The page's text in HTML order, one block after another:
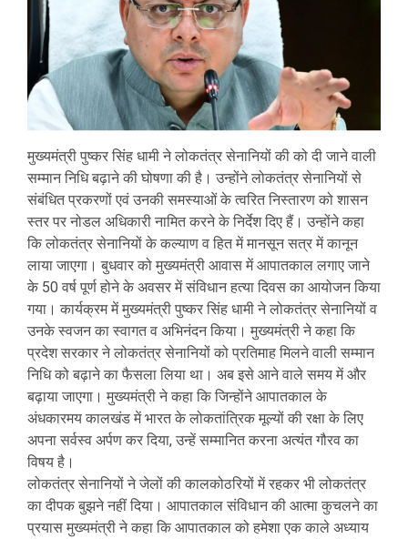
मुख्यमंत्री पुष्कर सिंह धामी ने लोकतंत्र सेनानियों की को दी जाने वाली
सम्मान निधि बढ़ाने की घोषणा की है। उन्होंने लोकतंत्र सेनानियों से
संबंधित प्रकरणों एवं उनकी समस्याओं के त्वरित निस्तारण को शासन
स्तर पर नोडल अधिकारी नामित करने के निर्देश दिए हैं। उन्होंने कहा
कि लोकतंत्र सेनानियों के कल्याण व हित में मानसून सत्र में कानून
लाया जाएगा। बुधवार को मुख्यमंत्री आवास में आपातकाल लगाए जाने
के 50 वर्ष पूर्ण होने के अवसर में संविधान हत्या दिवस का आयोजन किया
गया। कार्यक्रम में मुख्यमंत्री पुष्कर सिंह धामी ने लोकतंत्र सेनानियों व
उनके स्वजन का स्वागत व अभिनंदन किया। मुख्यमंत्री ने कहा कि
प्रदेश सरकार ने लोकतंत्र सेनानियों को प्रतिमाह मिलने वाली सम्मान
निधि को बढ़ाने का फैसला लिया था। अब इसे आने वाले समय में और
बढ़ाया जाएगा। मुख्यमंत्री ने कहा कि जिन्होंने आपातकाल के
अंधकारमय कालखंड में भारत के लोकतांत्रिक मूल्यों की रक्षा के लिए
अपना सर्वस्व अर्पण कर दिया, उन्हें सम्मानित करना अत्यंत गौरव का
विषय है।
लोकतंत्र सेनानियों ने जेलों की कालकोठरियों में रहकर भी लोकतंत्र
का दीपक बुझने नहीं दिया। आपातकाल संविधान की आत्मा कुचलने का
प्रयास मुख्यमंत्री ने कहा कि आपातकाल को हमेशा एक काले अध्याय